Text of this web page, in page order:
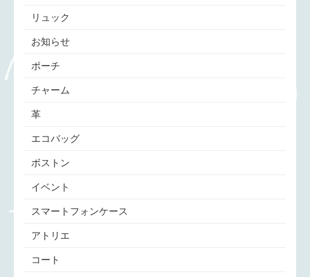
リュック
お知らせ
ポーチ
チャーム
革
エコバッグ
ボストン
イベント
スマートフォンケース
アトリエ
コート